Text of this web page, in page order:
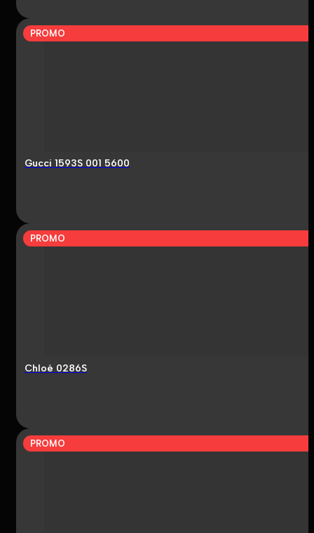
PROMO
Gucci 1593S 001 5600
PROMO
Chloé 0286S
PROMO